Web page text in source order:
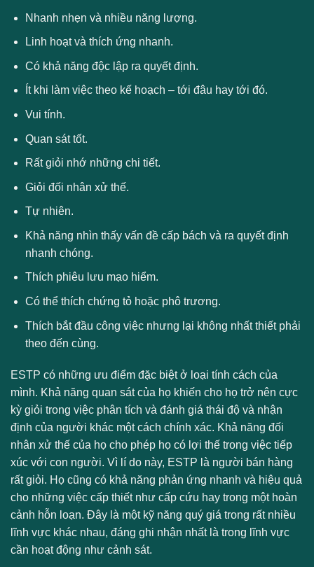
Nhanh nhẹn và nhiều năng lượng.
Linh hoạt và thích ứng nhanh.
Có khả năng độc lập ra quyết định.
Ít khi làm việc theo kế hoạch – tới đâu hay tới đó.
Vui tính.
Quan sát tốt.
Rất giỏi nhớ những chi tiết.
Giỏi đối nhân xử thế.
Tự nhiên.
Khả năng nhìn thấy vấn đề cấp bách và ra quyết định
nhanh chóng.
Thích phiêu lưu mạo hiểm.
Có thể thích chứng tỏ hoặc phô trương.
Thích bắt đầu công việc nhưng lại không nhất thiết phải
theo đến cùng.
ESTP có những ưu điểm đặc biệt ở loại tính cách của
mình. Khả năng quan sát của họ khiến cho họ trở nên cực
kỳ giỏi trong việc phân tích và đánh giá thái độ và nhận
định của người khác một cách chính xác. Khả năng đối
nhân xử thế của họ cho phép họ có lợi thế trong việc tiếp
xúc với con người. Vì lí do này, ESTP là người bán hàng
rất giỏi. Họ cũng có khả năng phản ứng nhanh và hiệu quả
cho những việc cấp thiết như cấp cứu hay trong một hoàn
cảnh hỗn loạn. Đây là một kỹ năng quý giá trong rất nhiều
lĩnh vực khác nhau, đáng ghi nhận nhất là trong lĩnh vực
cần hoạt động như cảnh sát.